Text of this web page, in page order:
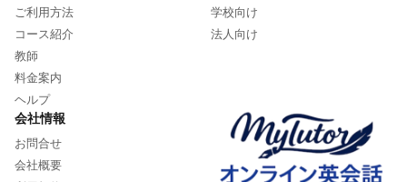
ご利用方法
コース紹介
教師
料金案内
ヘルプ
学校向け
法人向け
会社情報
お問合せ
会社概要